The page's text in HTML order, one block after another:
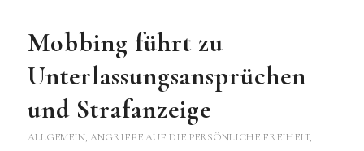
Mobbing führt zu
Unterlassungsansprüchen
und Strafanzeige
ALLGEMEIN, ANGRIFFE AUF DIE PERSÖNLICHE FREIHEIT,